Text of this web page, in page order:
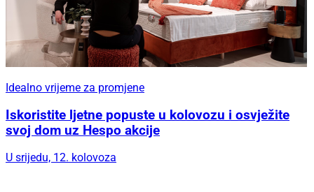
Idealno vrijeme za promjene
Iskoristite ljetne popuste u kolovozu i osvježite
svoj dom uz Hespo akcije
U srijedu, 12. kolovoza